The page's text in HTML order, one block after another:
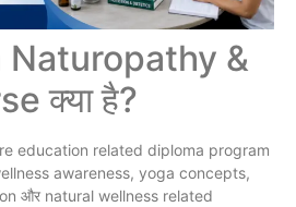
Naturopathy &
क्या है?
education related diploma program
awareness, yoga concepts,
और natural wellness related